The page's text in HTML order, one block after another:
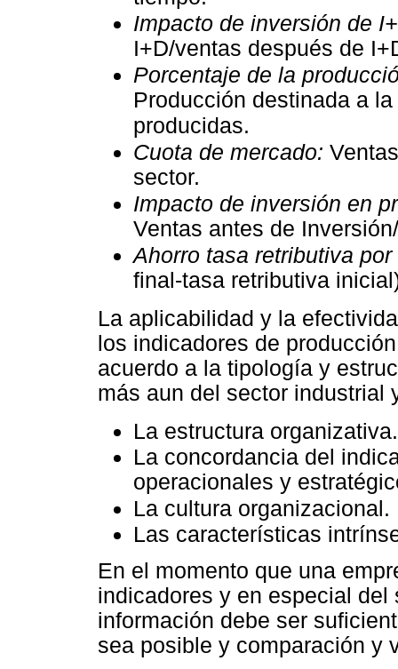
Impacto de inversión de
I+D/ventas después de
Porcentaje de la
Producción destinada a
producidas.
Cuota de mercado:
sector.
Impacto de inversión en
Ventas antes de
Ahorro tasa retributiva
final-tasa retributiva
La aplicabilidad y la
los indicadores de
acuerdo a la tipología y
más aun del sector industrial
La estructura organizativa.
La concordancia del
operacionales y
La cultura organizacional.
Las características
En el momento que una
indicadores y en especial
información debe ser
sea posible y comparación y